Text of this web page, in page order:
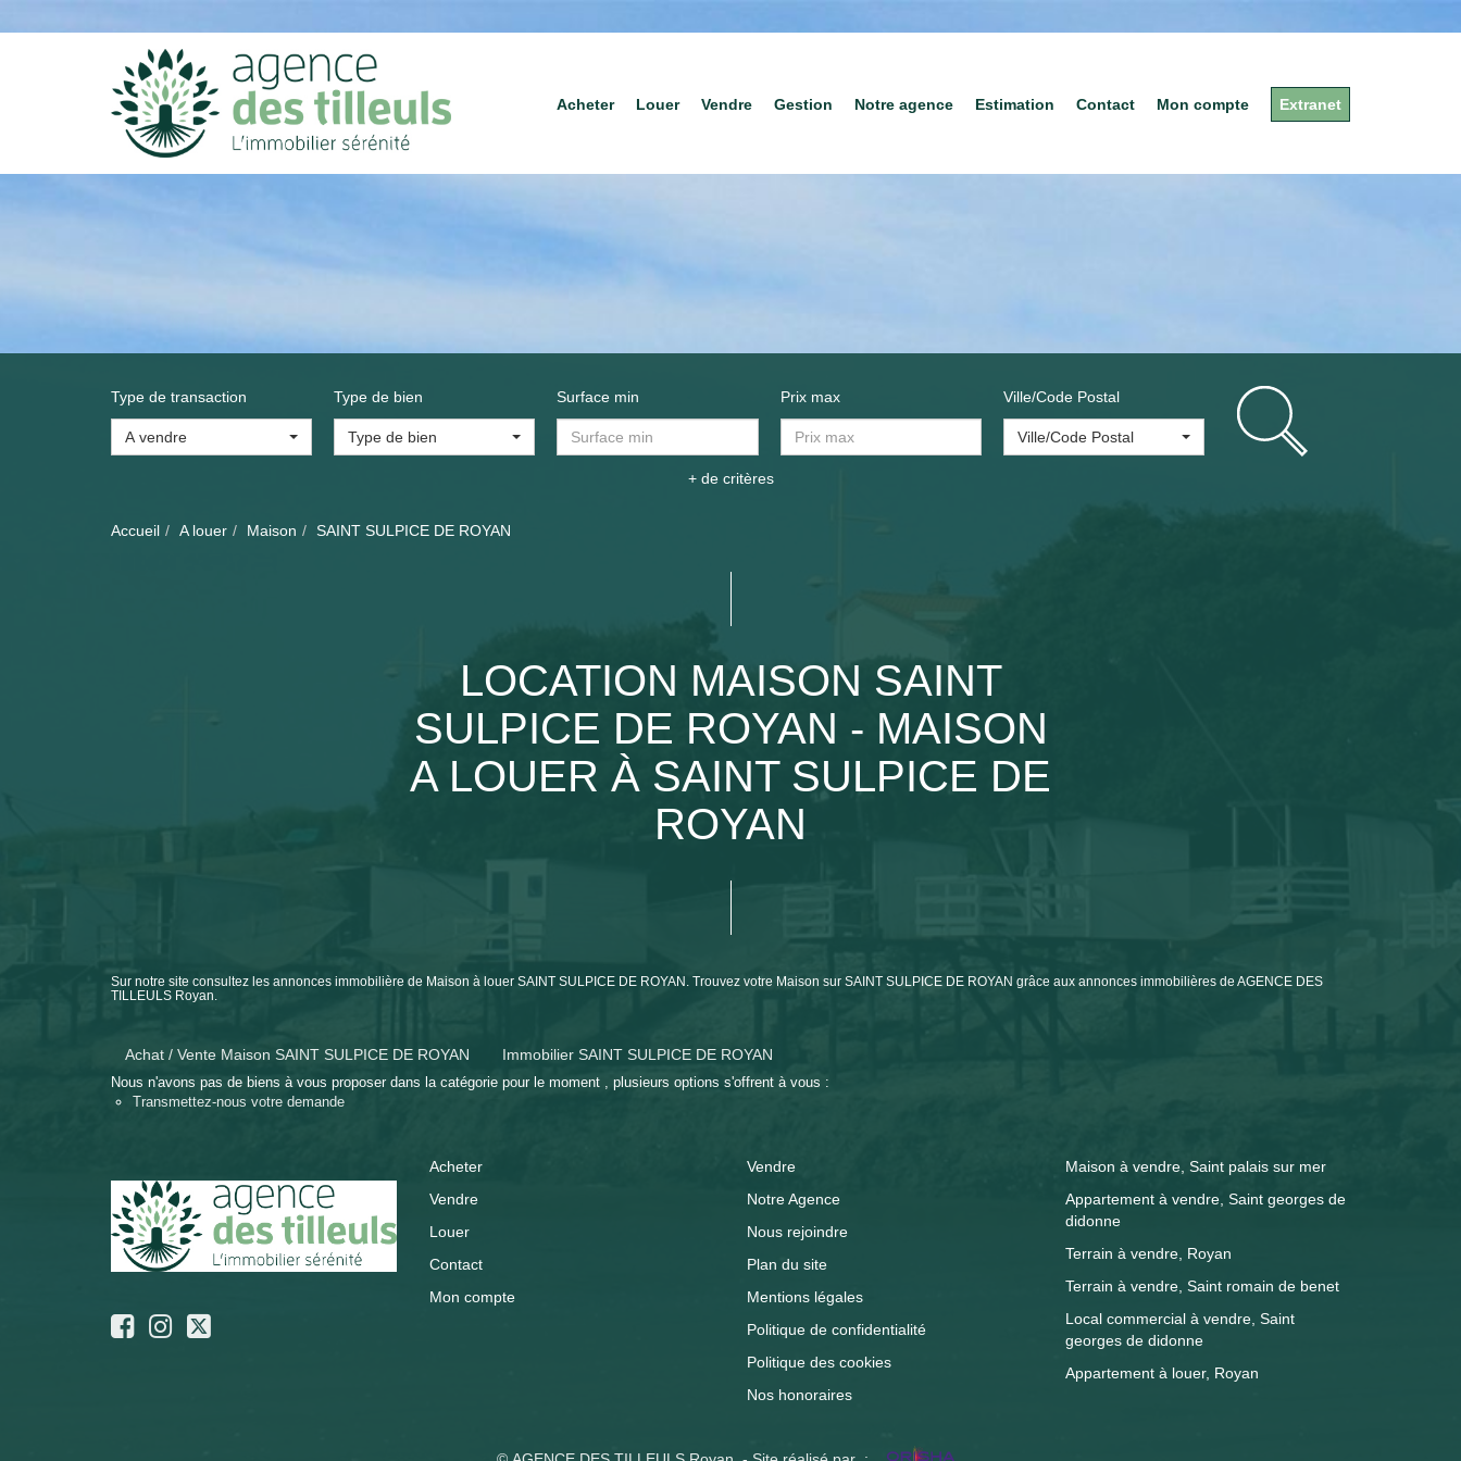
Acheter Louer Vendre Gestion Notre agence Estimation Contact Mon compte Extranet
Type de transaction
A vendre
Type de bien
Type de bien
Surface min Prix max Ville/Code Postal
Ville/Code Postal
+ de critères
Accueil A louer Maison SAINT SULPICE DE ROYAN
LOCATION MAISON SAINT
SULPICE DE ROYAN - MAISON
A LOUER À SAINT SULPICE DE
ROYAN
Sur notre site consultez les annonces immobilière de Maison à louer SAINT SULPICE DE ROYAN. Trouvez votre Maison sur SAINT SULPICE DE ROYAN grâce aux annonces immobilières de AGENCE DES
TILLEULS Royan.
Achat / Vente Maison SAINT SULPICE DE ROYAN Immobilier SAINT SULPICE DE ROYAN
Nous n'avons pas de biens à vous proposer dans la catégorie pour le moment , plusieurs options s'offrent à vous :
Transmettez-nous votre demande
Acheter
Vendre
Louer
Contact
Mon compte
Vendre
Notre Agence
Nous rejoindre
Plan du site
Mentions légales
Politique de confidentialité
Politique des cookies
Nos honoraires
Maison à vendre, Saint palais sur mer
Appartement à vendre, Saint georges de
didonne
Terrain à vendre, Royan
Terrain à vendre, Saint romain de benet
Local commercial à vendre, Saint
georges de didonne
Appartement à louer, Royan